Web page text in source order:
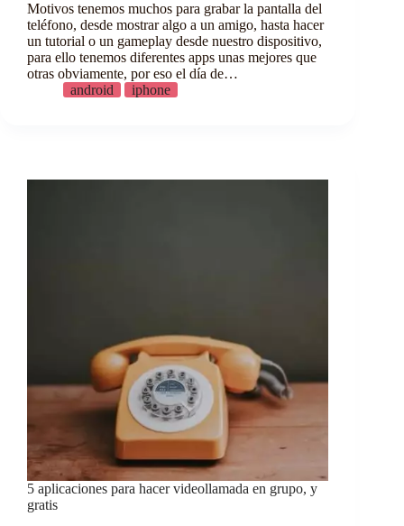
Motivos tenemos muchos para grabar la pantalla del
teléfono, desde mostrar algo a un amigo, hasta hacer
un tutorial o un gameplay desde nuestro dispositivo,
para ello tenemos diferentes apps unas mejores que
otras obviamente, por eso el día de…
android
iphone
5 aplicaciones para hacer videollamada en grupo, y
gratis